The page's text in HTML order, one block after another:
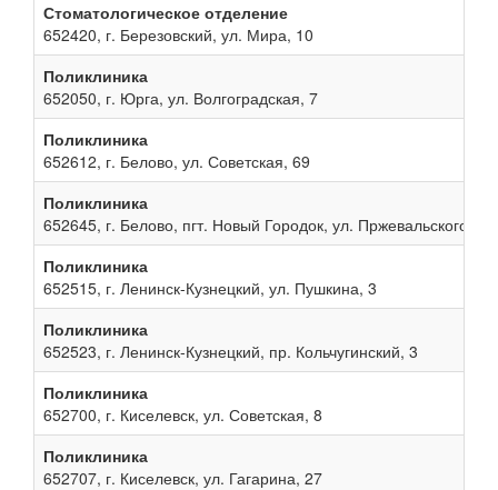
Стоматологическое отделение
652420, г. Березовский, ул. Мира, 10
Поликлиника
652050, г. Юрга, ул. Волгоградская, 7
Поликлиника
652612, г. Белово, ул. Советская, 69
Поликлиника
652645, г. Белово, пгт. Новый Городок, ул. Пржевальского, 13
Поликлиника
652515, г. Ленинск-Кузнецкий, ул. Пушкина, 3
Поликлиника
652523, г. Ленинск-Кузнецкий, пр. Кольчугинский, 3
Поликлиника
652700, г. Киселевск, ул. Советская, 8
Поликлиника
652707, г. Киселевск, ул. Гагарина, 27